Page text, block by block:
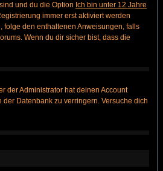
und du die Option Ich bin unter 12 Jahre
immer erst aktiviert werden
folge den enthaltenen Anweisungen, falls
Wenn du dir sicher bist, dass die
der Administrator hat deinen Account
Datenbank zu verringern. Versuche dich